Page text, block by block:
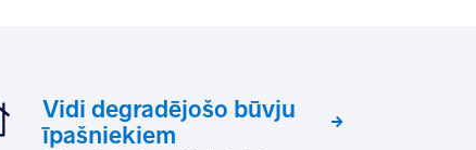
Vidi degradējošo būvju
īpašniekiem